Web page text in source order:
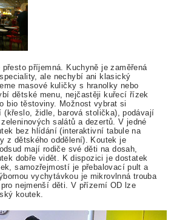
příjemná. Kuchyně je zaměřená
ale nechybí ani klasický
masové kuličky s hranolky nebo
dětské menu, nejčastěji kuřecí řízek
bio těstoviny. Možnost vybrat si
(křeslo, židle, barová stolička), podávají
salátů a dezertů. V jedné
bez hlídání (interaktivní tabule na
z dětského oddělení). Koutek je
mají rodiče své děti na dosah,
dobře vidět. K dispozici je dostatek
samozřejmostí je přebalovací pult a
vychytávkou je mikrovlnná trouba
nejmenší děti. V přízemí OD lze
koutek.